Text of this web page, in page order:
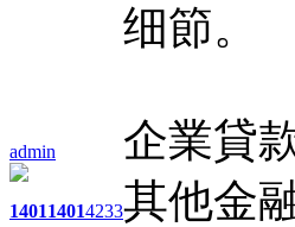
admin
140114014233
细節。
企業貸
其他金